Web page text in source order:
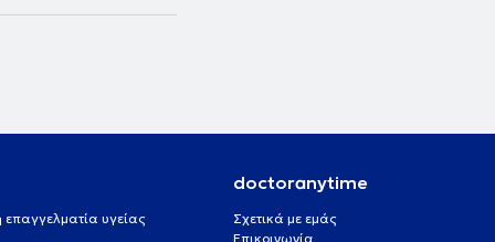
επαγγελματία υγείας
doctoranytime
Σχετικά με εμάς
Επικοινωνία